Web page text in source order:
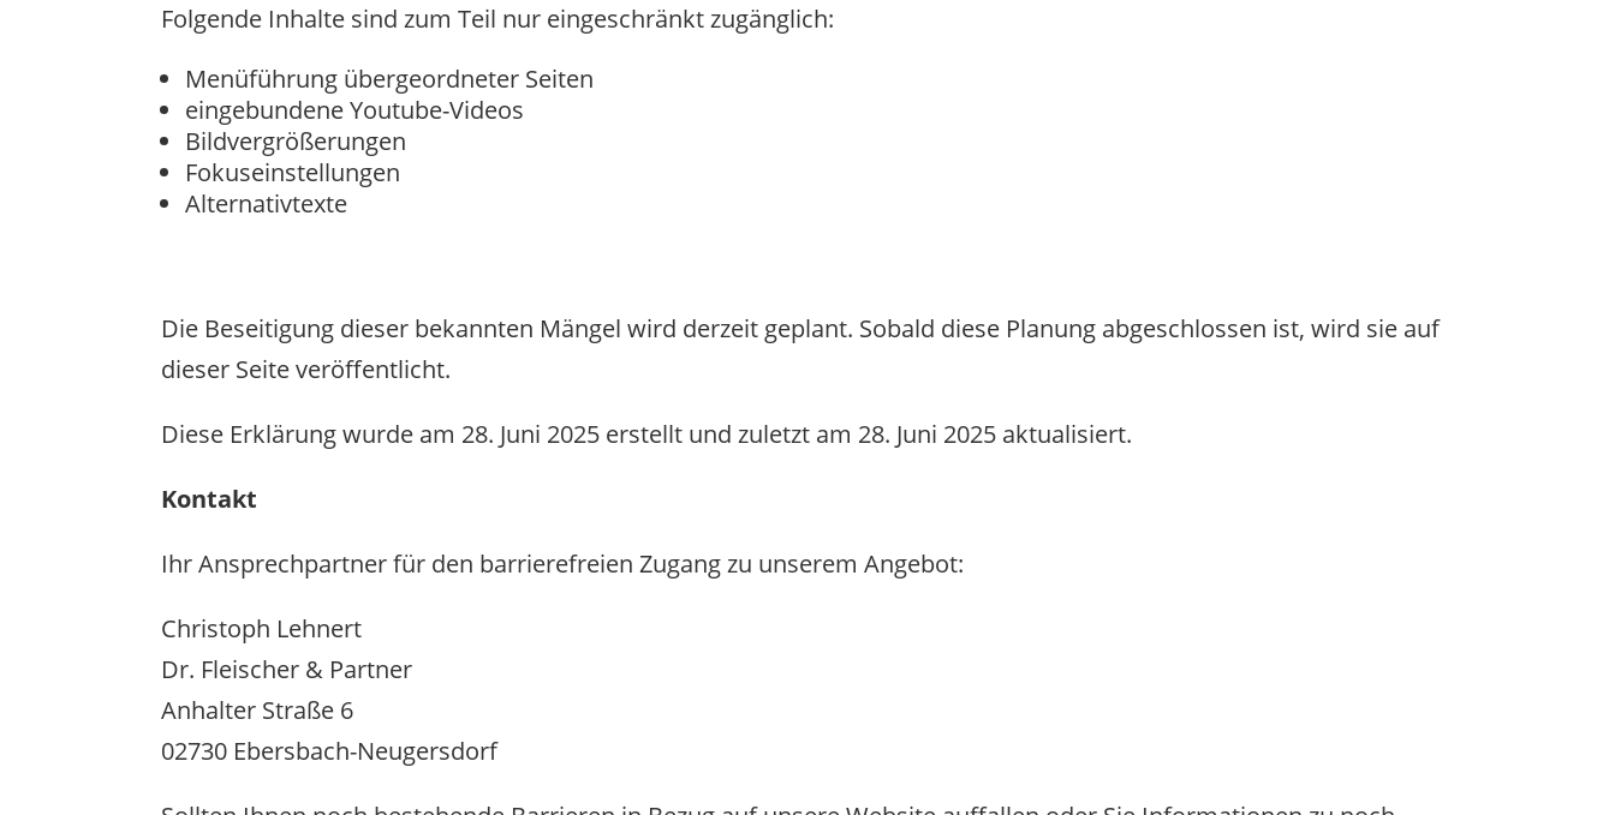
Folgende Inhalte sind zum Teil nur eingeschränkt zugänglich:
Menüführung übergeordneter Seiten
eingebundene Youtube-Videos
Bildvergrößerungen
Fokuseinstellungen
Alternativtexte
Die Beseitigung dieser bekannten Mängel wird derzeit geplant. Sobald diese Planung abgeschlossen ist, wird sie auf
dieser Seite veröffentlicht.
Diese Erklärung wurde am 28. Juni 2025 erstellt und zuletzt am 28. Juni 2025 aktualisiert.
Kontakt
Ihr Ansprechpartner für den barrierefreien Zugang zu unserem Angebot:
Christoph Lehnert
Dr. Fleischer & Partner
Anhalter Straße 6
02730 Ebersbach-Neugersdorf